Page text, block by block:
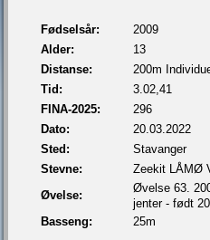
Fødselsår:
2009
Alder:
13
Distanse:
200m
Tid:
3.02,41
FINA-2025:
296
Dato:
20.03.2022
Sted:
Stavanger
Stevne:
Zeekit LÅMØ
Øvelse:
Øvelse 63.
jenter - født
Basseng:
25m